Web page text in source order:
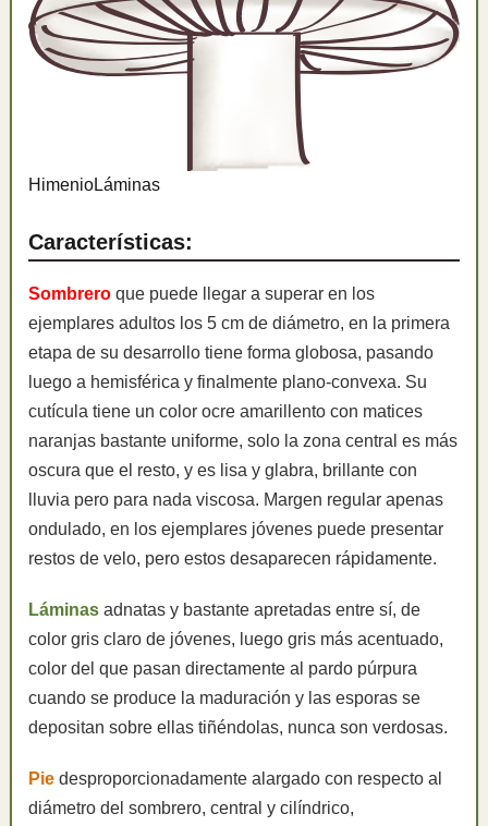
HimenioLáminas
Características:
Sombrero que puede llegar a superar en los
ejemplares adultos los 5 cm de diámetro, en la primera
etapa de su desarrollo tiene forma globosa, pasando
luego a hemisférica y finalmente plano-convexa. Su
cutícula tiene un color ocre amarillento con matices
naranjas bastante uniforme, solo la zona central es más
oscura que el resto, y es lisa y glabra, brillante con
lluvia pero para nada viscosa. Margen regular apenas
ondulado, en los ejemplares jóvenes puede presentar
restos de velo, pero estos desaparecen rápidamente.
Láminas adnatas y bastante apretadas entre sí, de
color gris claro de jóvenes, luego gris más acentuado,
color del que pasan directamente al pardo púrpura
cuando se produce la maduración y las esporas se
depositan sobre ellas tiñéndolas, nunca son verdosas.
Pie desproporcionadamente alargado con respecto al
diámetro del sombrero, central y cilíndrico,